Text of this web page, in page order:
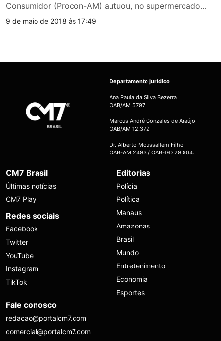
Consumidor (Procon-AM) autuou, no supermercado…
9 de maio de 2018 às 17:49
Departamento jurídico
Ana Paula da Silva Bezerra
OAB/AM 5797
Marcus André Gonzales de Araújo
OAB/AM 12.372
Dr. Alberto Moussallem Filho
OAB-AM 2493 / OAB-GO 29.904.
CM7 Brasil
Últimas notícias
CM7 Play
Redes sociais
Facebook
Twitter
YouTube
Instagram
TikTok
Editorias
Polícia
Política
Manaus
Amazonas
Brasil
Mundo
Entretenimento
Economia
Esportes
Fale conosco
redacao@portalcm7.com
comercial@portalcm7.com